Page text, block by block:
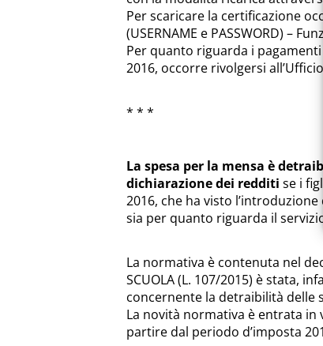
Per scaricare la certificazione
(USERNAME e PASSWORD) –
Per quanto riguarda i
2016, occorre rivolgersi
* * *
La spesa per la mensa è
dichiarazione dei redditi se i
2016, che ha visto
sia per quanto riguarda il
La normativa è contenuta nel
SCUOLA (L. 107/2015) è stata,
concernente la detraibilità delle
La novità normativa è entrata in
partire dal periodo d’imposta